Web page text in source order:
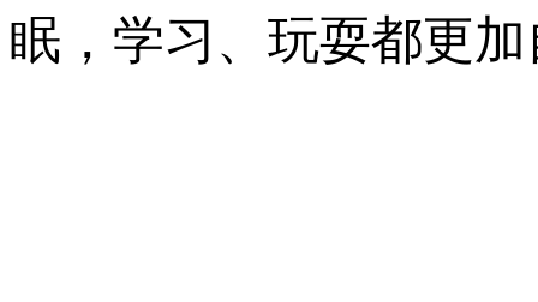
眠，学习、玩耍都更